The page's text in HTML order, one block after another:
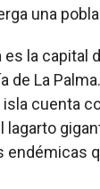
una
es la capital
de La
cuenta
endémicas